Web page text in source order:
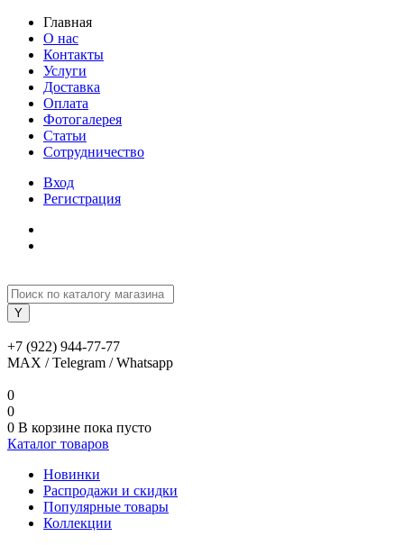
Главная
О нас
Контакты
Услуги
Доставка
Оплата
Фотогалерея
Статьи
Сотрудничество
Вход
Регистрация
+7 (922) 944-77-77
MAX / Telegram / Whatsapp
0
0
0 В корзине пока пусто
Каталог товаров
Новинки
Распродажи и скидки
Популярные товары
Коллекции